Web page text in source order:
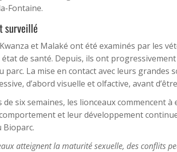
Fontaine.
surveillé
Kwanza et Malaké ont été examinés par les
de santé. Depuis, ils ont
parc. La mise en contact avec leurs grandes
d’abord visuelle et olfactive, avant
de six semaines, les lionceaux commencent
et leur développement
Bioparc.
atteignent la maturité sexuelle, des conflits